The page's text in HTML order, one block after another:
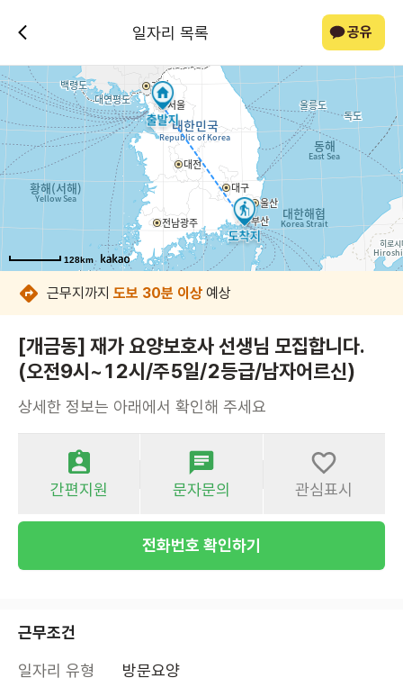
일자리 목록 공유
128km
128km
128km
128km
128km
128km
128km
128km
근무지까지 도보 30분 이상 예상
[개금동] 재가 요양보호사 선생님 모집합니다.
(오전9시~12시/주5일/2등급/남자어르신)
상세한 정보는 아래에서 확인해 주세요
간편지원 문자문의 관심표시
전화번호 확인하기
근무조건
일자리 유형
방문요양